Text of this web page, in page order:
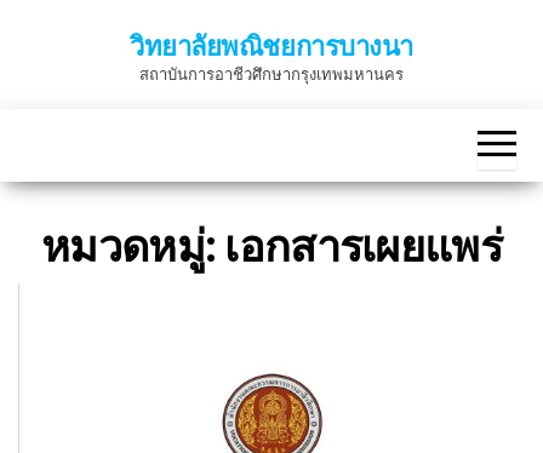
วิทยาลัยพณิชยการบางนา
สถาบันการอาชีวศึกษากรุงเทพมหานคร
หมวดหมู่: เอกสารเผยแพร่